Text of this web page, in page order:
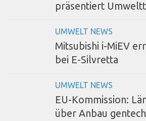
präsentiert
UMWELT NEWS
Mitsubishi i-MiEV
bei E-Silvretta
UMWELT NEWS
EU-Kommission:
über Anbau